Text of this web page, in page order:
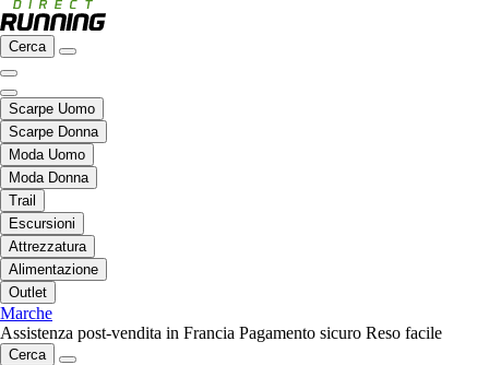
Cerca
Scarpe Uomo
Scarpe Donna
Moda Uomo
Moda Donna
Trail
Escursioni
Attrezzatura
Alimentazione
Outlet
Marche
Assistenza post-vendita in Francia Pagamento sicuro Reso facile
Cerca